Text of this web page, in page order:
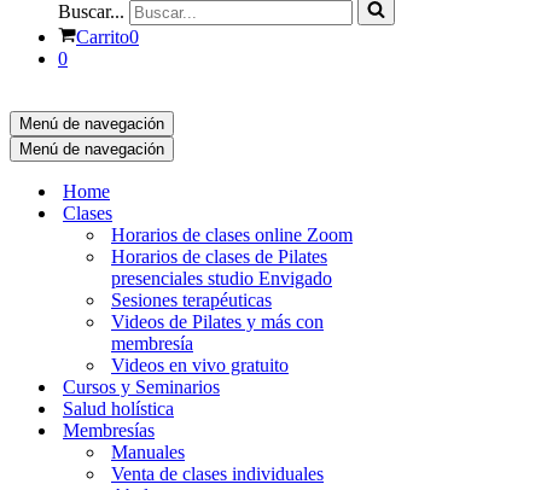
Buscar...
Carrito0
0
Menú de navegación
Menú de navegación
Home
Clases
Horarios de clases online Zoom
Horarios de clases de Pilates
presenciales studio Envigado
Sesiones terapéuticas
Videos de Pilates y más con
membresía
Videos en vivo gratuito
Cursos y Seminarios
Salud holística
Membresías
Manuales
Venta de clases individuales